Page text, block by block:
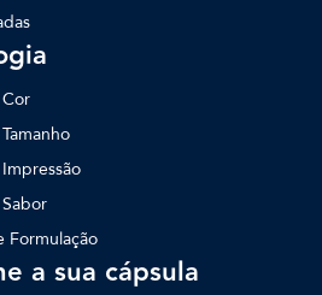
Formulação
a sua cápsula